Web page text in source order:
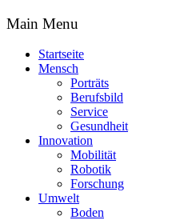
Main Menu
Startseite
Mensch
Porträts
Berufsbild
Service
Gesundheit
Innovation
Mobilität
Robotik
Forschung
Umwelt
Boden